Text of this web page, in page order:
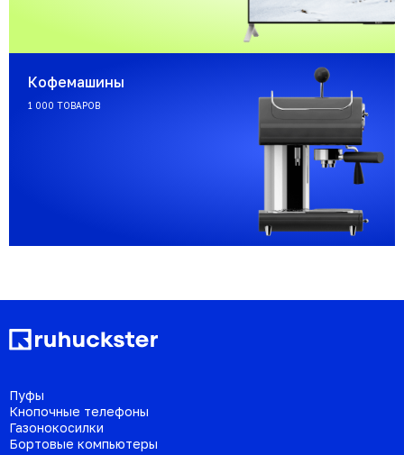
Кофемашины
1 000 ТОВАРОВ
Пуфы
Кнопочные телефоны
Газонокосилки
Бортовые компьютеры